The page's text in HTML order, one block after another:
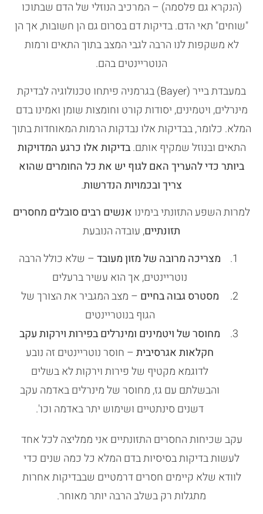
(הנקרא גם פלסמה) – המרכיב הנוזלי של הדם שבתוכו
"שוחים" תאי הדם. בדיקות דם בסרום גם הן חשובות, אך הן
לא משקפות לנו הרבה לגבי המצב בתוך התאים ורמות
הנוטריינטים בהם.
במעבדת בייר (Bayer) בגרמניה פיתחו טכנולוגיה לבדיקת
מינרלים, ויטמינים, יסודות קורט וחומצות שומן ואמינו בדם
המלא. כלומר, בבדיקות אלו נבדקות הרמות המאוחדות בתוך
התאים ובנוזל שמקיף אותם.בדיקות אלו כרגע המדויקות
ביותר כדי להעריך האם לגוף יש את כל החומרים שהוא
צריך ובכמויות הנדרשות.
למרות השפע התזונתי בימינו אנשים רבים סובלים מחסרים
תזונתיים, עובדה הנובעת
מצריכה מרובה של מזון מעובד– שלא כולל הרבה
נוטריינטים, אך הוא עשיר ברעלים
מסטרס גבוה בחיים – מצב המגביר את הצורך של
הגוף בנוטריינטים
מחוסר של ויטמינים ומינרלים בפירות וירקות עקב
חקלאות אגרסיבית– חוסר נוטריינטים זה נובע
לדוגמא מקטיף של פירות וירקות לא בשלים
והבשלתם עם גז, מחוסר של מינרלים באדמה עקב
דשנים סינתטיים ושימוש יתר באדמה וכו'.
עקב שכיחות החסרים התזונתיים אני ממליצה לכל אחד
לעשות בדיקות בסיסיות בדם המלא כל כמה שנים כדי
לוודא שלא קיימים חסרים דרמטיים שבבדיקות אחרות
מתגלות רק בשלב הרבה יותר מאוחר.